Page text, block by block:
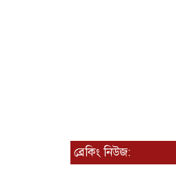
ব্রেকিং নিউজ: